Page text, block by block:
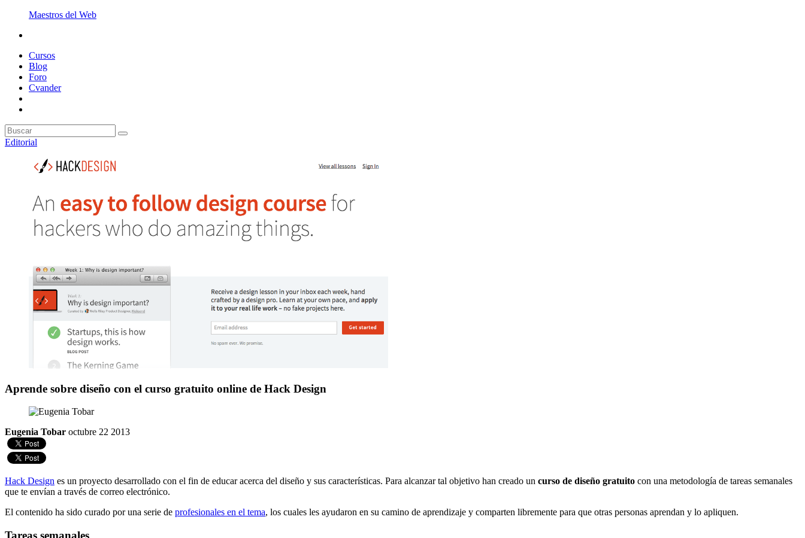
Maestros del Web
Cursos
Blog
Foro
Cvander
Editorial
Aprende sobre diseño con el curso gratuito online de Hack Design
Eugenia Tobar octubre 22 2013
Hack Design es un proyecto desarrollado con el fin de educar acerca del diseño y sus características. Para alcanzar tal objetivo han creado un curso de diseño gratuito con una metodología de tareas semanales
que te envían a través de correo electrónico.
El contenido ha sido curado por una serie de profesionales en el tema, los cuales les ayudaron en su camino de aprendizaje y comparten libremente para que otras personas aprendan y lo apliquen.
Tareas semanales